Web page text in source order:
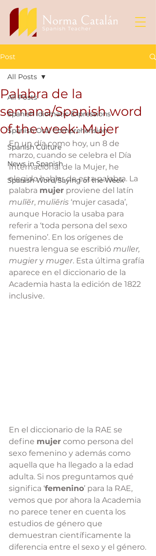
Post
All Posts
Spanish Idiomatic Expressions
Spanish Oral Comprehension
Spanish Culture
News in Spanish
Spanish Word/Saying of the Week
All Posts
Palabra de la
semana/Spanish word
of the week: Mujer
En un día como hoy, un 8 de
marzo, cuando se celebra el Día
Internacional de la Mujer, he
elegido hablar de esta palabra. La
palabra mujer proviene del latín
mulĭĕr, muliēris ‘mujer casada’,
aunque Horacio la usaba para
referir a ‘toda persona del sexo
femenino’. En los orígenes de
nuestra lengua se escribió muller,
mugier y muger. Esta última grafía
aparece en el diccionario de la
Academia hasta la edición de 1822
inclusive.
En el diccionario de la RAE se
define mujer como persona del
sexo femenino y además como
aquella que ha llegado a la edad
adulta. Si nos preguntamos qué
significa ‘femenino’ para la RAE,
vemos que por ahora la Academia
no parece tener en cuenta los
estudios de género que
demuestran científicamente la
diferencia entre el sexo y el género.